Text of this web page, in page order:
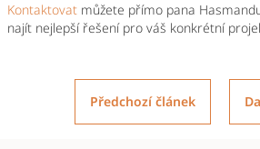
Kontaktovat můžete přímo pana
najít nejlepší řešení pro váš konkrétní
Předchozí článek